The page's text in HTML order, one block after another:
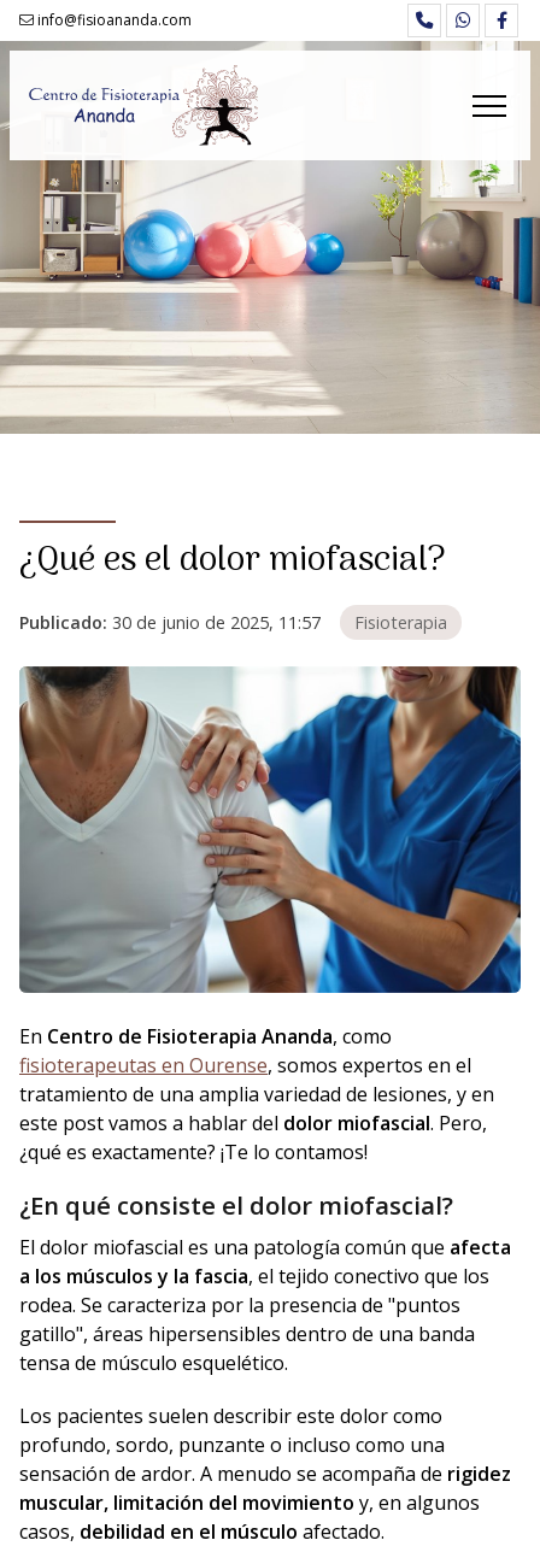
info@fisioananda.com
¿Qué es el dolor miofascial?
Publicado: 30 de junio de 2025, 11:57 Fisioterapia
En Centro de Fisioterapia Ananda, como
fisioterapeutas en Ourense, somos expertos en el
tratamiento de una amplia variedad de lesiones, y en
este post vamos a hablar del dolor miofascial. Pero,
¿qué es exactamente? ¡Te lo contamos!
¿En qué consiste el dolor miofascial?
El dolor miofascial es una patología común que afecta
a los músculos y la fascia, el tejido conectivo que los
rodea. Se caracteriza por la presencia de "puntos
gatillo", áreas hipersensibles dentro de una banda
tensa de músculo esquelético.
Los pacientes suelen describir este dolor como
profundo, sordo, punzante o incluso como una
sensación de ardor. A menudo se acompaña de rigidez
muscular, limitación del movimiento y, en algunos
casos, debilidad en el músculo afectado.